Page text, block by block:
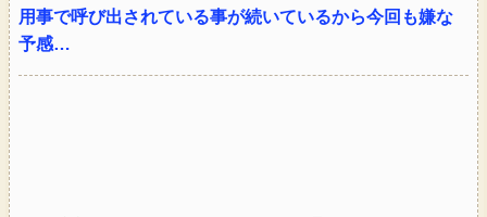
用事で呼び出されている事が続いているから今回も嫌な
予感…